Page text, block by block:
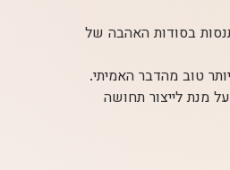
בסודות האהבה של
טוב מהדבר האמיתי.
מנת לייצור תחושה